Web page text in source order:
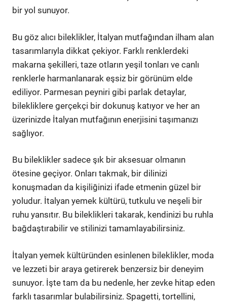
bir yol sunuyor.
Bu göz alıcı bileklikler, İtalyan mutfağından ilham alan
tasarımlarıyla dikkat çekiyor. Farklı renklerdeki
makarna şekilleri, taze otların yeşil tonları ve canlı
renklerle harmanlanarak eşsiz bir görünüm elde
ediliyor. Parmesan peyniri gibi parlak detaylar,
bilekliklere gerçekçi bir dokunuş katıyor ve her an
üzerinizde İtalyan mutfağının enerjisini taşımanızı
sağlıyor.
Bu bileklikler sadece şık bir aksesuar olmanın
ötesine geçiyor. Onları takmak, bir dilinizi
konuşmadan da kişiliğinizi ifade etmenin güzel bir
yoludur. İtalyan yemek kültürü, tutkulu ve neşeli bir
ruhu yansıtır. Bu bileklikleri takarak, kendinizi bu ruhla
bağdaştırabilir ve stilinizi tamamlayabilirsiniz.
İtalyan yemek kültüründen esinlenen bileklikler, moda
ve lezzeti bir araya getirerek benzersiz bir deneyim
sunuyor. İşte tam da bu nedenle, her zevke hitap eden
farklı tasarımlar bulabilirsiniz. Spagetti, tortellini,